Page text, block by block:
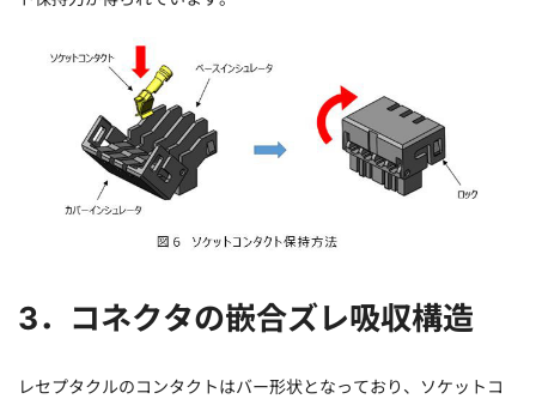
3．コネクタの嵌合ズレ吸収構造
レセプタクルのコンタクトはバー形状となっており、ソケットコ